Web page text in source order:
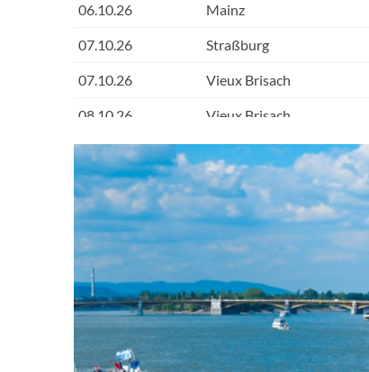
06.10.26 Mainz
07.10.26 Straßburg
07.10.26 Vieux Brisach
08.10.26 Vieux Brisach
08.10.26 Basel
09.10.26 Basel
Reception